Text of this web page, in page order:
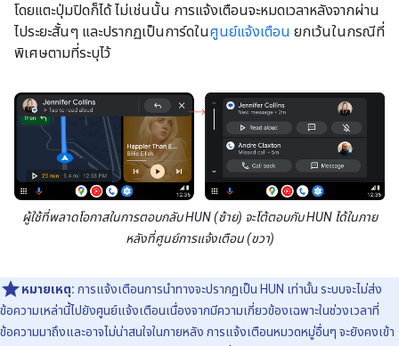
โดยแตะปุ่มปิดก็ได้ ไม่เช่นนั้น การแจ้งเตือนจะหมดเวลาหลังจากผ่าน
ไประยะสั้นๆ และปรากฏเป็นการ์ดในศูนย์แจ้งเตือน ยกเว้นในกรณีที่
พิเศษตามที่ระบุไว้
ผู้ใช้ที่พลาดโอกาสในการตอบกลับ HUN (ซ้าย) จะโต้ตอบกับ HUN ได้ในภาย
หลังที่ศูนย์การแจ้งเตือน (ขวา)
หมายเหตุ: การแจ้งเตือนการนำทางจะปรากฏเป็น HUN เท่านั้น ระบบจะไม่ส่ง
ข้อความเหล่านี้ไปยังศูนย์แจ้งเตือนเนื่องจากมีความเกี่ยวข้องเฉพาะในช่วงเวลาที่
ข้อความมาถึงและอาจไม่น่าสนใจในภายหลัง การแจ้งเตือนหมวดหมู่อื่นๆ จะยังคงเข้า